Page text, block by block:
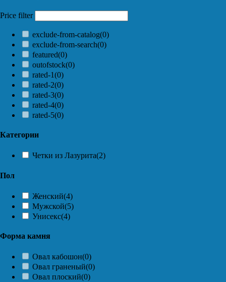
Price filter
exclude-from-catalog(0)
exclude-from-search(0)
featured(0)
outofstock(0)
rated-1(0)
rated-2(0)
rated-3(0)
rated-4(0)
rated-5(0)
Категории
Четки из Лазурита(2)
Пол
Женский(4)
Мужской(5)
Унисекс(4)
Форма камня
Овал кабошон(0)
Овал граненый(0)
Овал плоский(0)